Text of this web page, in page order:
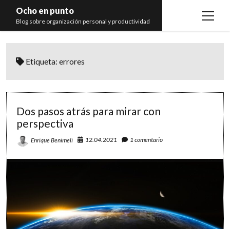
Ocho en punto
Blog sobre organización personal y productividad
open
Libros
Etiqueta:errores
Dos pasos atrás para mirar con
perspectiva
Enrique Benimeli 12.04.2021 1 comentario